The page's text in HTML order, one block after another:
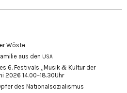
Wöste
aus den USA
6. Festivals „Musik & Kultur der
2026 14.00–18.30Uhr
des Nationalsozialismus